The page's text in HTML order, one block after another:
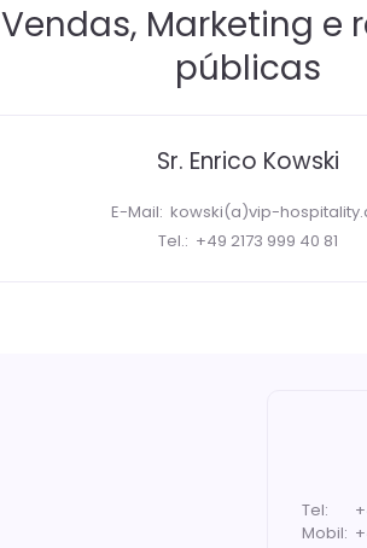
Vendas, Marketing e
públicas
Sr. Enrico Kowski
E-Mail: kowski(a)vip-
Tel.: +49 2173 999 40 81
Tel:
Mobil: